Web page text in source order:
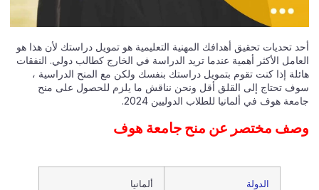
أحد تحديات تحقيق أهدافك المهنية التعليمية هو تمويل دراستك لأن هذا هو
العامل الأكثر أهمية عندما تريد الدراسة في الخارج كطالب دولي. النفقات
هائلة إذا كنت تقوم بتمويل دراستك بنفسك ولكن مع المنح الدراسية ،
سوف تحتاج إلى القلق أقل ونحن نناقش ما يلزم للحصول على منح
جامعة هوف في ألمانيا للطلاب الدوليين 2024.
وصف مختصر عن منح جامعة هوف
الدولة ألمانيا